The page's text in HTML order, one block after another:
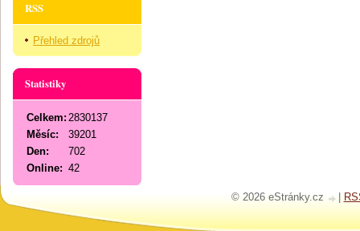
RSS
Přehled zdrojů
Statistiky
Online: 42
Celkem: 2830137
Měsíc:
39201
Den:
702
© 2026 eStránky.cz